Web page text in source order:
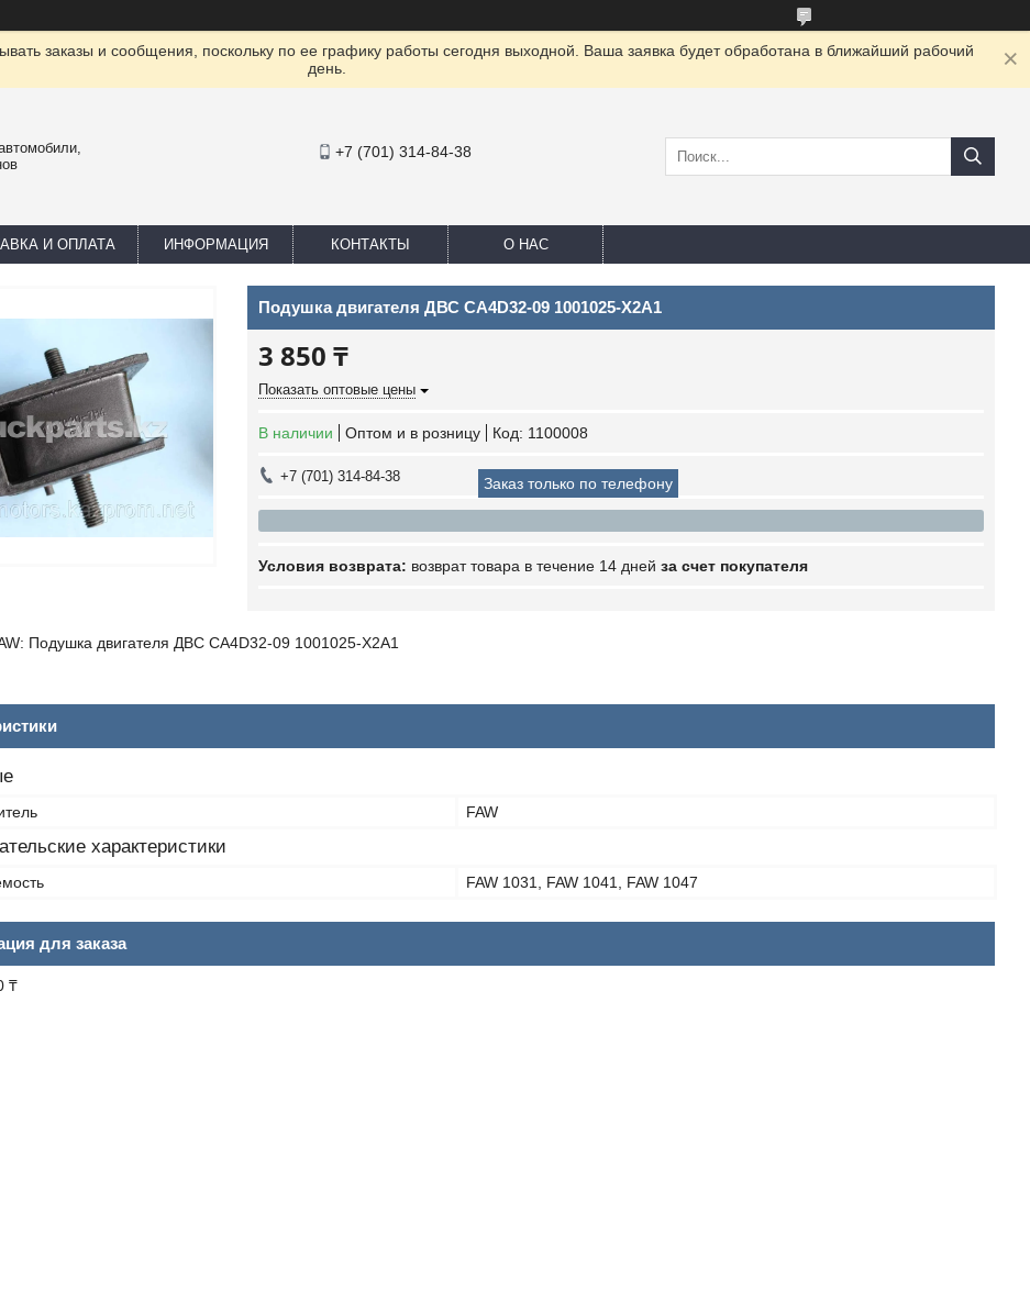
заказы и сообщения, поскольку по ее графику работы сегодня выходной. Ваша заявка будет обработана в ближайший рабочий
день.
+7 (701) 314-84-38
И ОПЛАТА ИНФОРМАЦИЯ КОНТАКТЫ О НАС
Подушка двигателя ДВС CA4D32-09 1001025-X2A1
3 850 ₸
Показать оптовые цены
В наличии Оптом и в розницу Код: 1100008
+7 (701) 314-84-38 Заказ только по телефону
возврат товара в течение 14 дней за счет покупателя
Подушка двигателя ДВС CA4D32-09 1001025-X2A1
FAW
характеристики
FAW 1031, FAW 1041, FAW 1047
для заказа
₸